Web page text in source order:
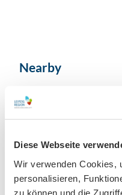
Diese Webseite
Wir verwenden Cookies,
personalisieren,
zu können und die
Nearby
Place of interest
Tours